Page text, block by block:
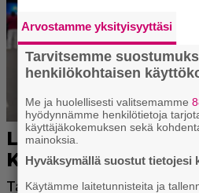
Arvostamme yksityisyyttäsi
Tarvitsemme
henkilökohtaisen
Me ja huolellisesti valitsemamme
hyödynnämme henkilötietoja
käyttäjäkokemuksen sekä
mainoksia.
Hyväksymällä suostut tietojesi
Käytämme laitetunnisteita ja